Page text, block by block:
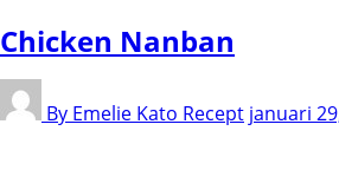
Chicken Nanban
By Emelie Kato Recept januari